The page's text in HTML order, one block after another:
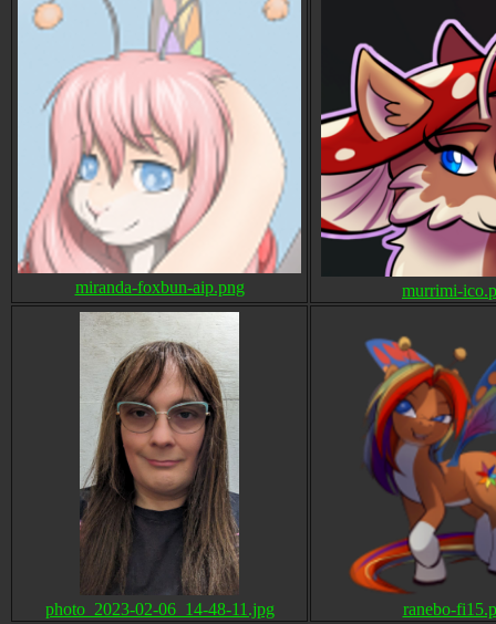
miranda-foxbun-aip.png murrimi-
photo_2023-02-06_14-48-11.jpg ranebo-